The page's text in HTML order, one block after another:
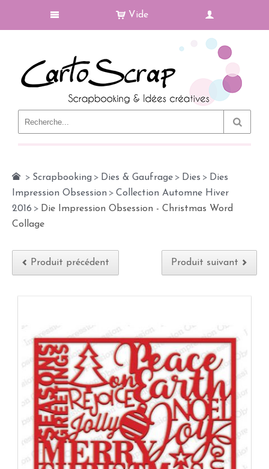
Vide
> Scrapbooking > Dies & Gaufrage > Dies > Dies
Impression Obsession > Collection Automne Hiver
2016 > Die Impression Obsession - Christmas Word
Collage
Produit précédent Produit suivant